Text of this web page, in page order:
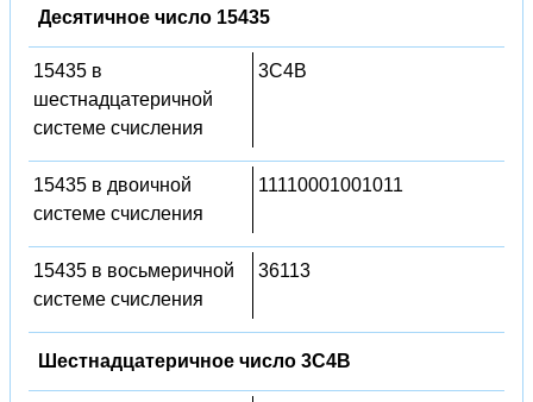
Десятичное число 15435
15435 в
шестнадцатеричной
системе счисления
3C4B
15435 в двоичной
системе счисления
11110001001011
15435 в восьмеричной
системе счисления
36113
Шестнадцатеричное число 3C4B